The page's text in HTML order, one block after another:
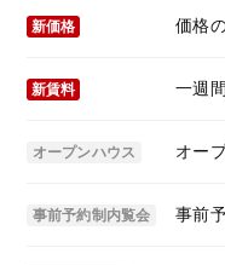
新価格 価格
新賃料 一週
オープンハウス オー
事前予約制内覧会 事前